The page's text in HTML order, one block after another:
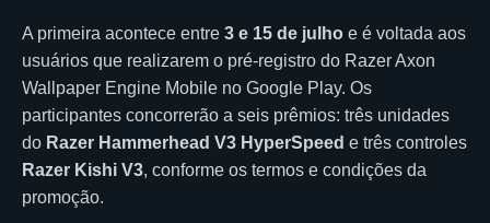
A primeira acontece entre 3 e 15 de julho e é voltada aos
usuários que realizarem o pré-registro do Razer Axon
Wallpaper Engine Mobile no Google Play. Os
participantes concorrerão a seis prêmios: três unidades
do Razer Hammerhead V3 HyperSpeed e três controles
Razer Kishi V3, conforme os termos e condições da
promoção.